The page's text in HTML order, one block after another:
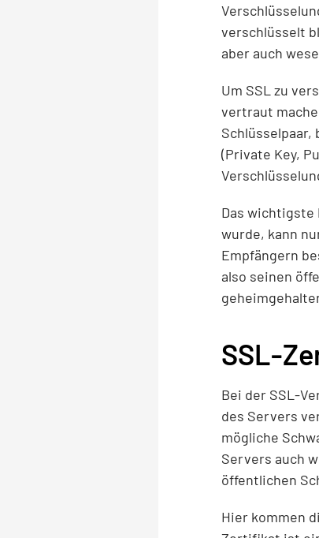
verschlüsselt
aber auch
Um SSL zu
vertraut
(Private Key,
Das wichtigste
wurde, kann
Empfängern
also seinen
SSL-
Bei der SSL-
des Servers
mögliche
Servers auch
öffentlichen
Hier kommen